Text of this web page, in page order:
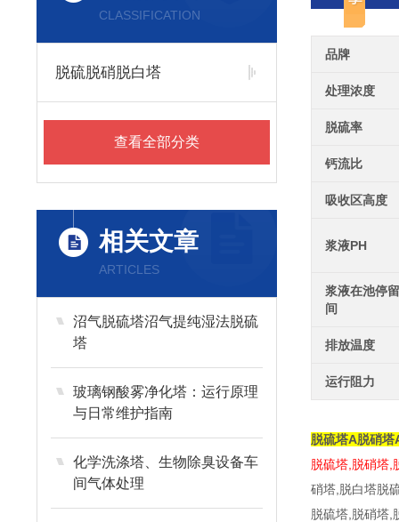
CLASSIFICATION
脱硫脱硝脱白塔
查看全部分类
相关文章
ARTICLES
沼气脱硫塔沼气提纯湿法脱硫
塔
玻璃钢酸雾净化塔：运行原理
与日常维护指南
化学洗涤塔、生物除臭设备车
间气体处理
品牌
处理浓度
脱硫率
钙流比
吸收区高度
浆液PH
浆液在池停
间
排放温度
运行阻力
脱硫塔A脱硝塔
脱硫塔,脱硝塔,
硝塔,脱白塔脱
脱硫塔,脱硝塔,